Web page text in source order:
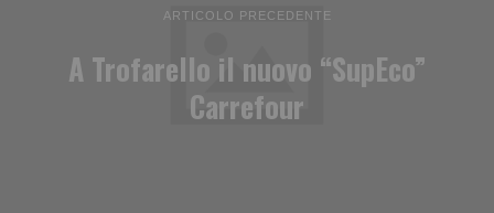
ARTICOLO PRECEDENTE
A Trofarello il nuovo “SupEco”
Carrefour